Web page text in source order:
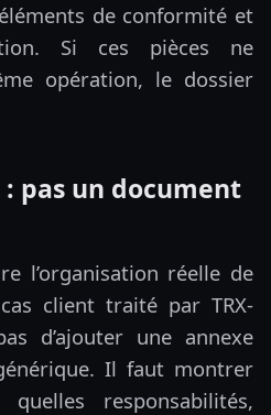
de conformité et
Si ces pièces ne
opération, le dossier
: pas un document
l’organisation réelle de
client traité par TRX-
d’ajouter une annexe
Il faut montrer
responsabilités,